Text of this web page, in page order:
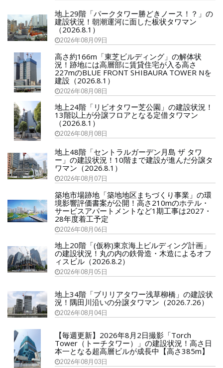
地上29階「パークタワー勝どきノース！？」の
建設状況！朝潮運河に面した板状タワマン
（2026.8.1）
2026年08月09日
高さ約166m「東芝ビルディング」の解体状
況！跡地には高層部に賃貸住宅が入る高さ
227mのBLUE FRONT SHIBAURA TOWER Nを
建設（2026.8.1）
2026年08月08日
地上24階「リビオタワー芝公園」の建設状況！
13階以上が分譲フロアとなる定借タワマン
（2026.8.1）
2026年08月08日
地上48階「セントラルガーデン月島 ザ タワ
ー」の建設状況！10階まで建設が進んだ分譲タ
ワマン（2026.8.1）
2026年08月07日
築地市場跡地「築地地区まちづくり事業」の環
境影響評価書案が公開！高さ210mのホテル・
サービスアパートメントなど1期工事は2027・
28年度着工予定
2026年08月06日
地上20階「(仮称)東京海上ビルディング計画」
の建設状況！丸の内の鉄骨造・木造によるオフ
ィスビル（2026.8.2）
2026年08月05日
地上34階「ブリリアタワー浅草柳橋」の建設状
況！隅田川沿いの分譲タワマン（2026.7.26）
2026年08月04日
【毎週更新】2026年8月2日撮影「Torch
Tower（トーチタワー）」の建設状況！高さ日
本一となる超高層ビルが成長中【高さ385m】
2026年08月03日